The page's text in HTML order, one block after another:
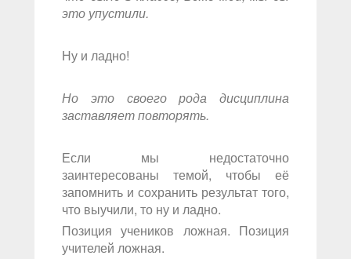
это упустили.
Ну и ладно!
Но это своего рода дисциплина
заставляет повторять.
Если мы недостаточно
заинтересованы темой, чтобы её
запомнить и сохранить результат того,
что выучили, то ну и ладно.
Позиция учеников ложная. Позиция
учителей ложная.